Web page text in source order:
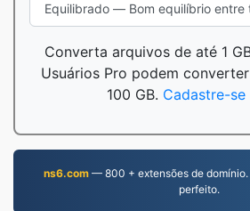
Converta arquivos de até 1
Usuários Pro podem
100 GB. Cadastre-se
ns6.com — 800 + extensões de domínio.
perfeito.